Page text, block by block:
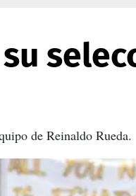
de Reinaldo Rueda.